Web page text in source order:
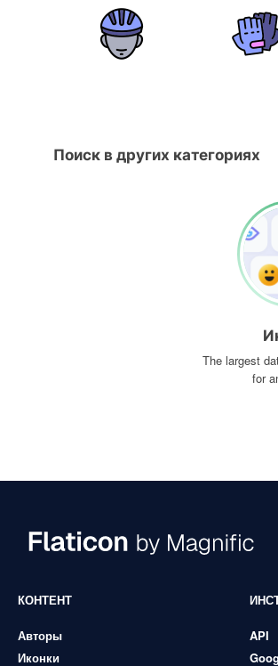
Поиск в других категориях
The largest
for
КОНТЕНТ
Авторы
Иконки
API